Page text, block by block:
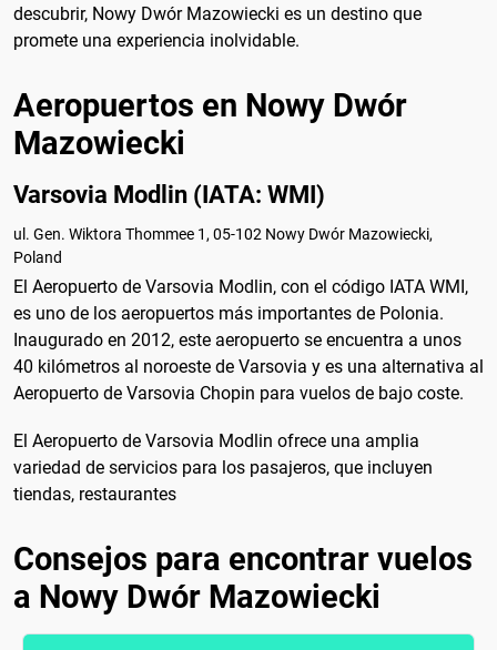
descubrir, Nowy Dwór Mazowiecki es un destino que
promete una experiencia inolvidable.
Aeropuertos en Nowy Dwór
Mazowiecki
Varsovia Modlin (IATA: WMI)
ul. Gen. Wiktora Thommee 1, 05-102 Nowy Dwór Mazowiecki,
Poland
El Aeropuerto de Varsovia Modlin, con el código IATA WMI,
es uno de los aeropuertos más importantes de Polonia.
Inaugurado en 2012, este aeropuerto se encuentra a unos
40 kilómetros al noroeste de Varsovia y es una alternativa al
Aeropuerto de Varsovia Chopin para vuelos de bajo coste.
El Aeropuerto de Varsovia Modlin ofrece una amplia
variedad de servicios para los pasajeros, que incluyen
tiendas, restaurantes
Consejos para encontrar vuelos
a Nowy Dwór Mazowiecki